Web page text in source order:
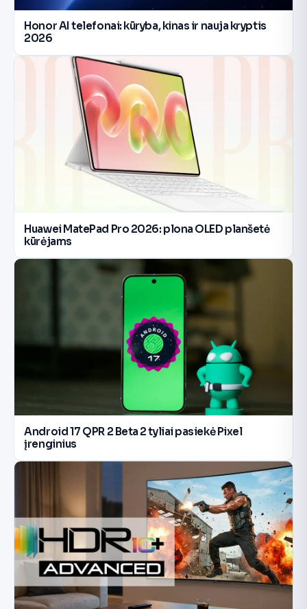
Honor AI telefonai: kūryba, kinas ir nauja kryptis
2026
Huawei MatePad Pro 2026: plona OLED planšetė
kūrėjams
Android 17 QPR 2 Beta 2 tyliai pasiekė Pixel
įrenginius